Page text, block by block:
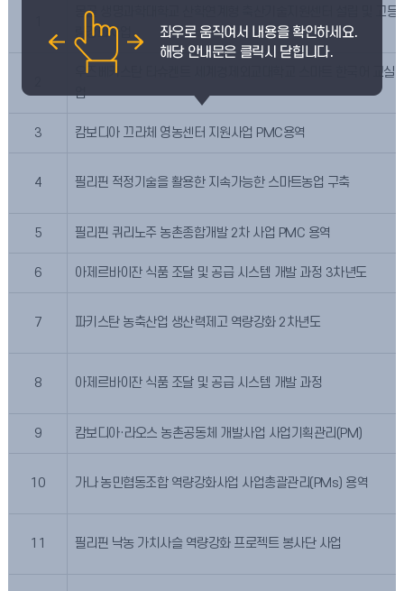
몽골 생명과학대학교 산학연계형 축산기술지원센터 설립 및 고등
량강화사업
우즈베키스탄 타슈켄트 세계경제외교대학교 스마트 한국어 교실
업
3 캄보디아 끄라체 영농센터 지원사업 PMC용역
4 필리핀 적정기술을 활용한 지속가능한 스마트농업 구축
5 필리핀 퀴리노주 농촌종합개발 2차 사업 PMC 용역
6 아제르바이잔 식품 조달 및 공급 시스템 개발 과정 3차년도
7 파키스탄 농축산업 생산력제고 역량강화 2차년도
8 아제르바이잔 식품 조달 및 공급 시스템 개발 과정
9 캄보디아·라오스 농촌공동체 개발사업 사업기획관리(PM)
10 가나 농민협동조합 역량강화사업 사업총괄관리(PMs) 용역
11 필리핀 낙농 가치사슬 역량강화 프로젝트 봉사단 사업